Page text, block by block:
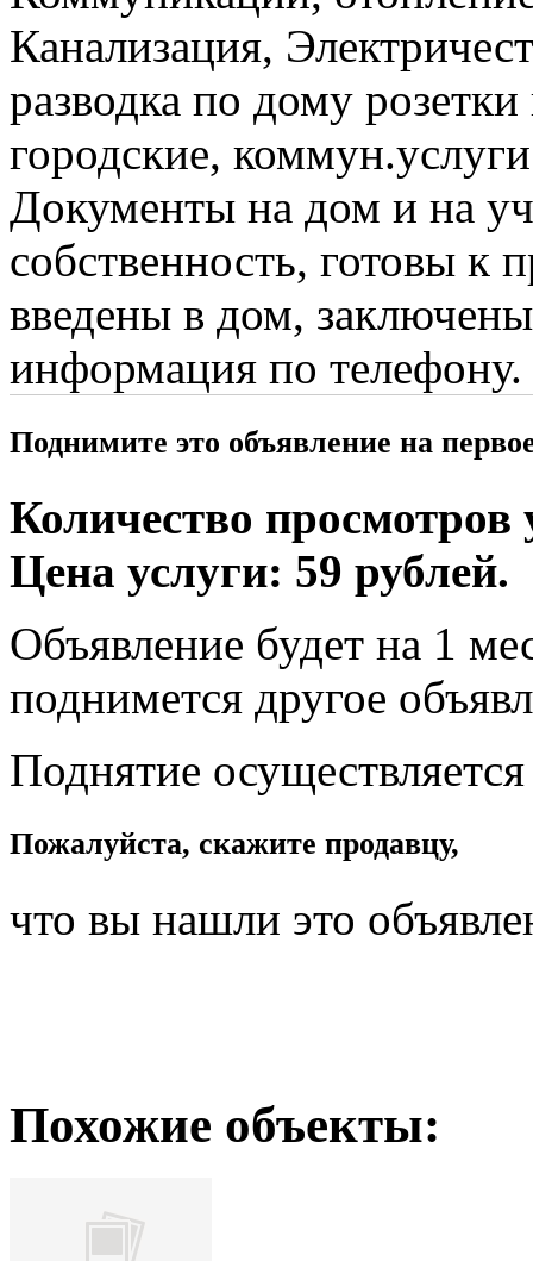
Канализация,
разводка по дому
городские,
Документы на дом и на
собственность, готовы
введены в дом,
информация по телефону.
Поднимите это объявление на
Количество просмотров
Цена услуги: 59 рублей.
Объявление будет на 1
поднимется другое
Поднятие
Пожалуйста, скажите продавцу,
что вы нашли это
Похожие объекты: